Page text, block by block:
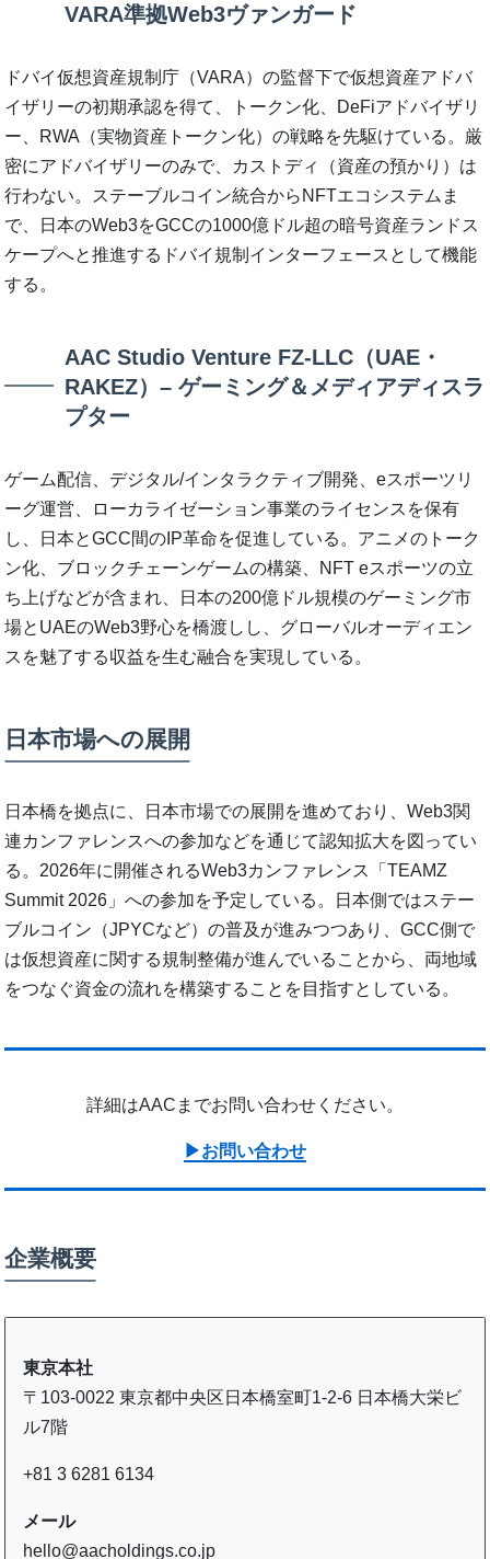
VARA準拠Web3ヴァンガード
ドバイ仮想資産規制庁（VARA）の監督下で仮想資産アドバ
イザリーの初期承認を得て、トークン化、DeFiアドバイザリ
ー、RWA（実物資産トークン化）の戦略を先駆けている。厳
密にアドバイザリーのみで、カストディ（資産の預かり）は
行わない。ステーブルコイン統合からNFTエコシステムま
で、日本のWeb3をGCCの1000億ドル超の暗号資産ランドス
ケープへと推進するドバイ規制インターフェースとして機能
する。
AAC Studio Venture FZ-LLC（UAE・
RAKEZ）– ゲーミング＆メディアディスラ
プター
ゲーム配信、デジタル/インタラクティブ開発、eスポーツリ
ーグ運営、ローカライゼーション事業のライセンスを保有
し、日本とGCC間のIP革命を促進している。アニメのトーク
ン化、ブロックチェーンゲームの構築、NFT eスポーツの立
ち上げなどが含まれ、日本の200億ドル規模のゲーミング市
場とUAEのWeb3野心を橋渡しし、グローバルオーディエン
スを魅了する収益を生む融合を実現している。
日本市場への展開
日本橋を拠点に、日本市場での展開を進めており、Web3関
連カンファレンスへの参加などを通じて認知拡大を図ってい
る。2026年に開催されるWeb3カンファレンス「TEAMZ
Summit 2026」への参加を予定している。日本側ではステー
ブルコイン（JPYCなど）の普及が進みつつあり、GCC側で
は仮想資産に関する規制整備が進んでいることから、両地域
をつなぐ資金の流れを構築することを目指すとしている。
詳細はAACまでお問い合わせください。
▶︎お問い合わせ
企業概要
東京本社
〒103-0022 東京都中央区日本橋室町1-2-6 日本橋大栄ビ
ル7階
+81 3 6281 6134
メール
hello@aacholdings.co.jp